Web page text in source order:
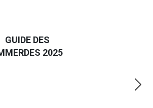
GUIDE DES
2025